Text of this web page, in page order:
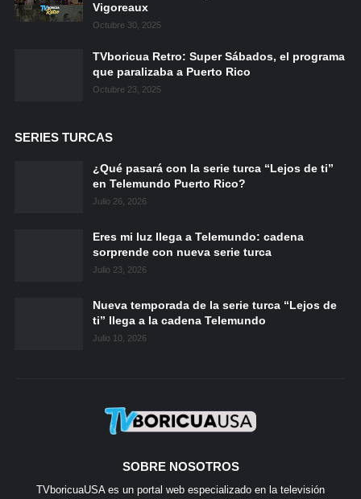
Vigoreaux
Octubre 30, 2025
TVboricua Retro: Super Sábados, el programa
que paralizaba a Puerto Rico
Octubre 23, 2025
SERIES TURCAS
¿Qué pasará con la serie turca “Lejos de ti”
en Telemundo Puerto Rico?
Julio 26, 2026
Eres mi luz llega a Telemundo: cadena
sorprende con nueva serie turca
Julio 23, 2026
Nueva temporada de la serie turca “Lejos de
ti” llega a la cadena Telemundo
Julio 10, 2026
SOBRE NOSOTROS
TVboricuaUSA es un portal web especializado en la televisión